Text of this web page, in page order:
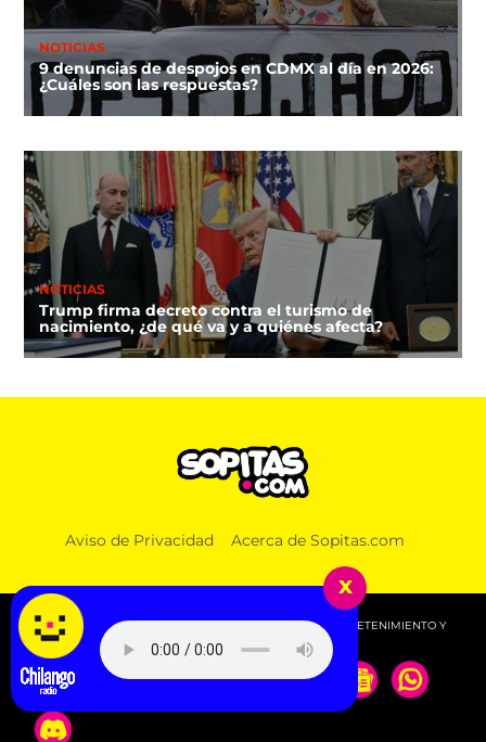
NOTICIAS
9 denuncias de despojos en CDMX al día en 2026:
¿Cuáles son las respuestas?
NOTICIAS
Trump firma decreto contra el turismo de
nacimiento, ¿de qué va y a quiénes afecta?
Aviso de Privacidad Acerca de Sopitas.com
© 2026 SOPITAS.COM - MÚSICA, NOTICIAS, DEPORTES, ENTRETENIMIENTO Y
MÁS!.
x
Escucha Radio Chilango -